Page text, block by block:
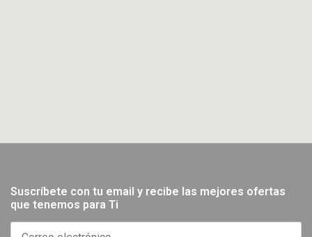
Suscríbete con tu email y recibe las mejores ofertas
que tenemos para Ti